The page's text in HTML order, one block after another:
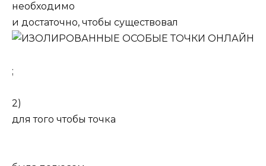
необходимо
и достаточно, чтобы существовал
;
2)
для того чтобы точка